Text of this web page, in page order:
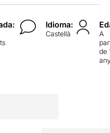
Idioma:
Castellà
A
de